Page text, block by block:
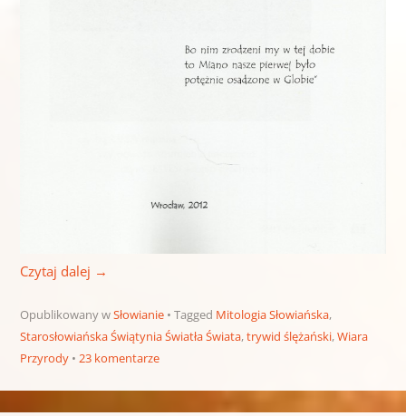
Czytaj dalej →
Opublikowany wSłowianie Tagged Mitologia Słowiańska,
Starosłowiańska Świątynia Światła Świata,trywid ślężański,Wiara
Przyrody
23 komentarze